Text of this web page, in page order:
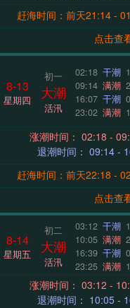
赶海时间：前天21:14 -
点击查
8-13
星期四
初一
大潮
活汛
02:18 干潮
09:14 满潮
16:07 干潮
23:02 满潮
涨潮时间：
退潮时间
赶海时间：前天22:18 -
点击查
8-14
星期五
初二
大潮
活汛
03:12 干潮
10:05 满潮
16:39 干潮
23:25 满潮
涨潮时间：
退潮时间